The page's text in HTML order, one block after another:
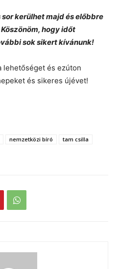
kerülhet majd és előbbre
hogy időt
sok sikert kívánunk!
lehetőséget és ezúton
és sikeres újévet!
nemzetközi bíró
tam csilla